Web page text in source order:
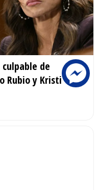
de
Rubio y Kristi